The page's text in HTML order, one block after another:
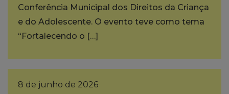
Conferência Municipal dos Direitos da Criança
e do Adolescente. O evento teve como tema
“Fortalecendo o […]
8 de junho de 2026